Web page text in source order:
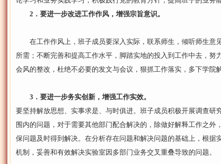
2．要进一步改进工作作风，增强宗旨意识。
在工作作风上，班子成员要深入实际，联系师生，倾听师生意
所需；不断完善和提高工作水平，脚踏实地的投入到工作中去，努
会风的整改，杜绝不必要的发文与会议，狠抓工作落实，多下学院
3．要进一步务实创新，增强工作实效。
要坚持解放思想、实事求是、与时俱进。班子成员积极开展调查研
围内的问题，对于需要其他部门配合解决的，除做好解释工作之外
保问题及时得到解决。在分析存在问题和解决问题的基础上，根据
机制，妥善和有效解决实验室因多部门业务交叉重叠导致的问题。